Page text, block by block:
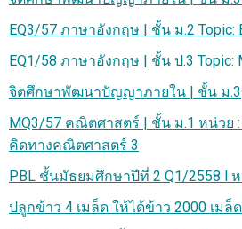
EQ3/57 ภาษาอังกฤษ | ชั้น ม.2 Topic:
EQ1/58 ภาษาอังกฤษ | ชั้น ป.3 Topic:
จิตศึกษาพัฒนาปัญญาภายใน | ชั้น ม.3
MQ3/57 คณิตศาสตร์ | ชั้น ม.1 หน่วย
คิดทางคณิตศาสตร์ 3
PBL ชั้นมัธยมศึกษาปีที่ 2 Q1/2558 l
ปลูกข้าว 4 เมล็ด ให้ได้ข้าว 2000 เม